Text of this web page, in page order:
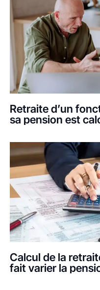
Retraite d’un
sa pension est
Calcul de la
fait varier la